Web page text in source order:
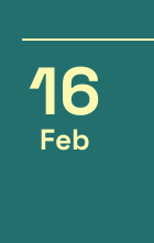
16
Feb